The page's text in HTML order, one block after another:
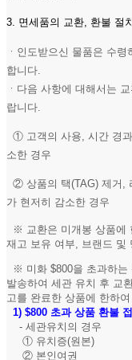
3. 면세품의 교환, 환불 절
ㆍ인도받으신 물품은 수
합니다.
ㆍ다음 사항에 대해서는
랍니다.
① 고객의 사용, 시간 경
소한 경우
② 상품의 택(TAG) 제거,
가 현저히 감소한 경우
※ 교환은 미개봉 상품에
재고 보유 여부, 브랜드 및
※ 미화 $800을 초과하는
발송하여 세관 유치 후 교
고를 완료한 상품에 한하
1) $800 초과 상품 환불
- 세관유치의 경우
① 유치증(원본)
② 본인여권